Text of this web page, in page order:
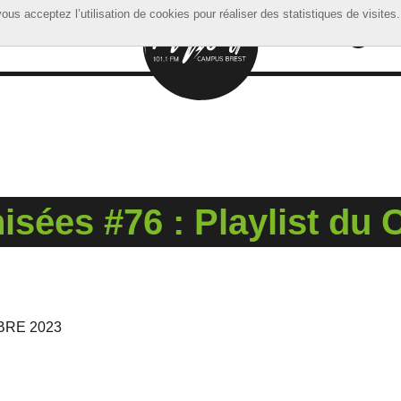
acceptez l’utilisation de cookies pour réaliser des statistiques de visites.
acceptez l’utilisation de cookies pour réaliser des statistiques de visites.
#76 : Playlist du
2023